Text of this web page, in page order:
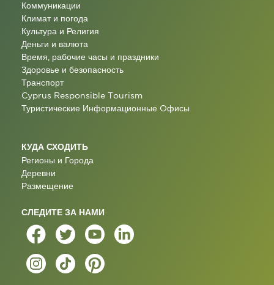
Коммуникации
Климат и погода
Культура и Религия
Деньги и валюта
Время, рабочие часы и праздники
Здоровье и безопасность
Транспорт
Cyprus Responsible Tourism
Туристические Информационные Oфисы
КУДА СХОДИТЬ
Регионы и Города
Деревни
Размещение
СЛЕДИТЕ ЗА НАМИ